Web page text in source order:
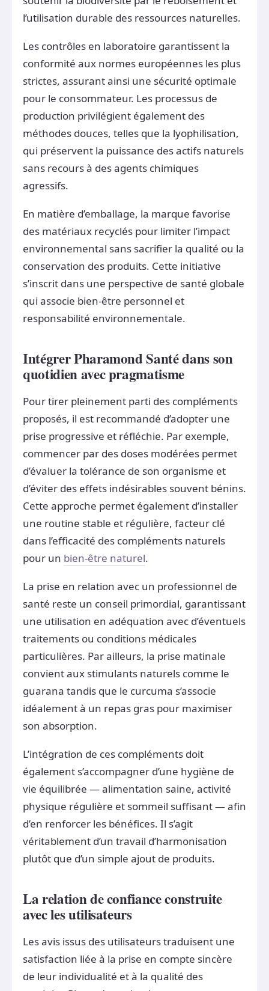
l’utilisation durable des ressources naturelles.
Les contrôles en laboratoire garantissent la
conformité aux normes européennes les plus
strictes, assurant ainsi une sécurité optimale
pour le consommateur. Les processus de
production privilégient également des
méthodes douces, telles que la lyophilisation,
qui préservent la puissance des actifs naturels
sans recours à des agents chimiques
agressifs.
En matière d’emballage, la marque favorise
des matériaux recyclés pour limiter l’impact
environnemental sans sacrifier la qualité ou la
conservation des produits. Cette initiative
s’inscrit dans une perspective de santé globale
qui associe bien-être personnel et
responsabilité environnementale.
Intégrer Pharamond Santé dans son
quotidien avec pragmatisme
Pour tirer pleinement parti des compléments
proposés, il est recommandé d’adopter une
prise progressive et réfléchie. Par exemple,
commencer par des doses modérées permet
d’évaluer la tolérance de son organisme et
d’éviter des effets indésirables souvent bénins.
Cette approche permet également d’installer
une routine stable et régulière, facteur clé
dans l’efficacité des compléments naturels
pour un bien-être naturel.
La prise en relation avec un professionnel de
santé reste un conseil primordial, garantissant
une utilisation en adéquation avec d’éventuels
traitements ou conditions médicales
particulières. Par ailleurs, la prise matinale
convient aux stimulants naturels comme le
guarana tandis que le curcuma s’associe
idéalement à un repas gras pour maximiser
son absorption.
L’intégration de ces compléments doit
également s’accompagner d’une hygiène de
vie équilibrée — alimentation saine, activité
physique régulière et sommeil suffisant — afin
d’en renforcer les bénéfices. Il s’agit
véritablement d’un travail d’harmonisation
plutôt que d’un simple ajout de produits.
La relation de confiance construite
avec les utilisateurs
Les avis issus des utilisateurs traduisent une
satisfaction liée à la prise en compte sincère
de leur individualité et à la qualité des